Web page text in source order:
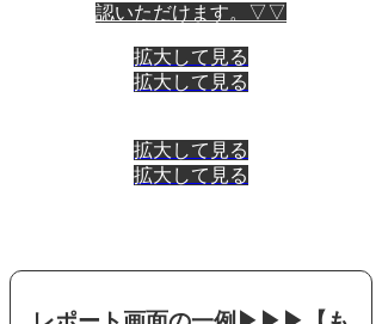
認いただけます。▽▽
拡大して見る
拡大して見る
拡大して見る
拡大して見る